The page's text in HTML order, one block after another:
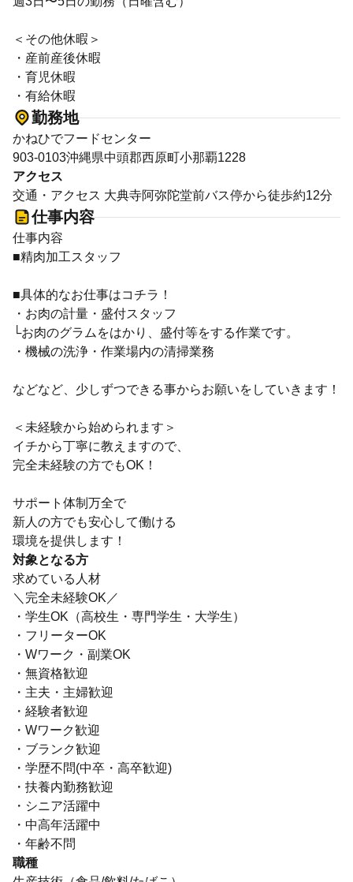
＜その他休暇＞
・産前産後休暇
・育児休暇
・有給休暇
勤務地
かねひでフードセンター
903-0103沖縄県中頭郡西原町小那覇1228
アクセス
交通・アクセス 大典寺阿弥陀堂前バス停から徒歩約12分
仕事内容
仕事内容
■精肉加工スタッフ
■具体的なお仕事はコチラ！
・お肉の計量・盛付スタッフ
└お肉のグラムをはかり、盛付等をする作業です。
・機械の洗浄・作業場内の清掃業務
などなど、少しずつできる事からお願いをしていきます！
＜未経験から始められます＞
イチから丁寧に教えますので、
完全未経験の方でもOK！
サポート体制万全で
新人の方でも安心して働ける
環境を提供します！
対象となる方
求めている人材
＼完全未経験OK／
・学生OK（高校生・専門学生・大学生）
・フリーターOK
・Wワーク・副業OK
・無資格歓迎
・主夫・主婦歓迎
・経験者歓迎
・Wワーク歓迎
・ブランク歓迎
・学歴不問(中卒・高卒歓迎)
・扶養内勤務歓迎
・シニア活躍中
・中高年活躍中
・年齢不問
職種